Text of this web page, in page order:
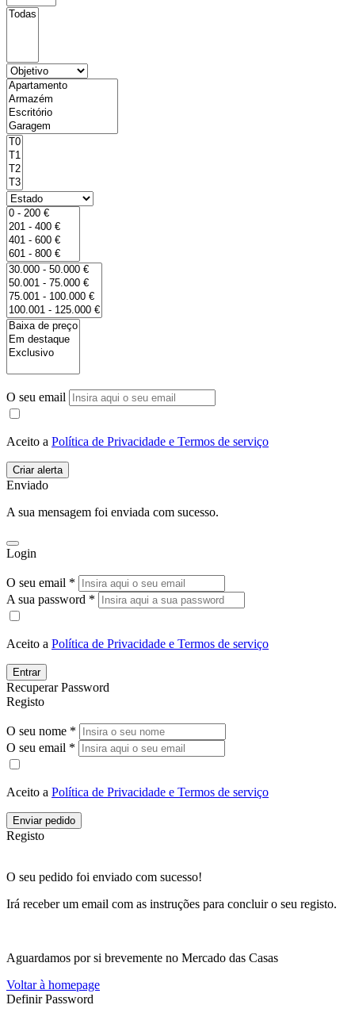
O seu email
Aceito a Política de Privacidade e Termos de serviço
Enviado
A sua mensagem foi enviada com sucesso.
Login
O seu email *
A sua password *
Aceito a Política de Privacidade e Termos de serviço
Entrar
Recuperar Password
Registo
O seu nome *
O seu email *
Aceito a Política de Privacidade e Termos de serviço
Enviar pedido
Registo
O seu pedido foi enviado com sucesso!
Irá receber um email com as instruções para concluir o seu registo.
Aguardamos por si brevemente no Mercado das Casas
Voltar à homepage
Definir Password